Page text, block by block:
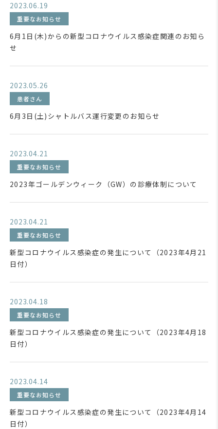
2023.06.19
重要なお知らせ
6月1日(木)からの新型コロナウイルス感染症関連のお知ら
せ
2023.05.26
患者さん
6月3日(土)シャトルバス運行変更のお知らせ
2023.04.21
重要なお知らせ
2023年ゴールデンウィーク（GW）の診療体制について
2023.04.21
重要なお知らせ
新型コロナウイルス感染症の発生について（2023年4月21
日付）
2023.04.18
重要なお知らせ
新型コロナウイルス感染症の発生について（2023年4月18
日付）
2023.04.14
重要なお知らせ
新型コロナウイルス感染症の発生について（2023年4月14
日付）